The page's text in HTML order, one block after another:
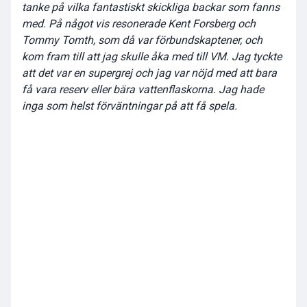
tanke på vilka fantastiskt skickliga backar som fanns
med. På något vis resonerade Kent Forsberg och
Tommy Tomth, som då var förbundskaptener, och
kom fram till att jag skulle åka med till VM. Jag tyckte
att det var en supergrej och jag var nöjd med att bara
få vara reserv eller bära vattenflaskorna. Jag hade
inga som helst förväntningar på att få spela.